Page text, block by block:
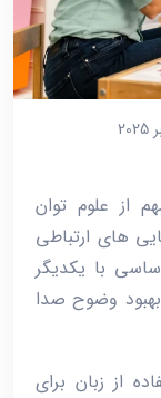
از علوم توان
های ارتباطی
با یکدیگر
بهبود وضوح صدا
از زبان برای